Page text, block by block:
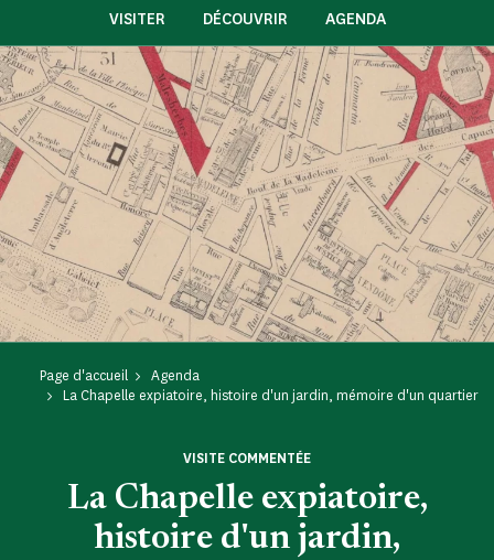
VISITER DÉCOUVRIR AGENDA
Page d'accueil
Agenda
La Chapelle expiatoire, histoire d'un jardin, mémoire d'un quartier
La Chapelle expiatoire,
histoire d'un jardin,
VISITE COMMENTÉE